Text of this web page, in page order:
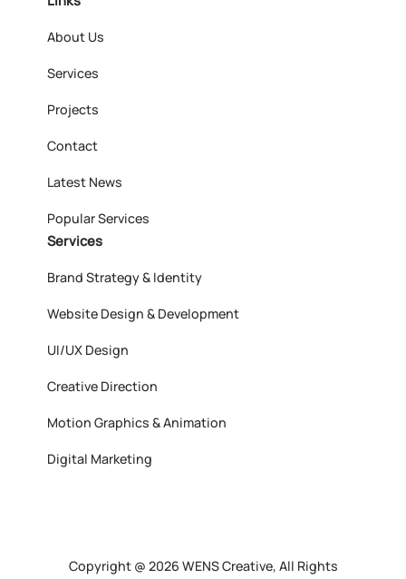
About Us
Services
Projects
Contact
Latest News
Popular Services
Services
Brand Strategy & Identity
Website Design & Development
UI/UX Design
Creative Direction
Motion Graphics & Animation
Digital Marketing
Copyright @ 2026 WENS Creative, All Rights